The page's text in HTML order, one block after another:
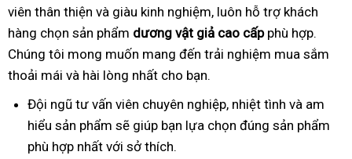
viên thân thiện và giàu kinh nghiệm, luôn hỗ trợ khách
hàng chọn sản phẩm dương vật giả cao cấpphù hợp.
Chúng tôi mong muốn mang đến trải nghiệm mua sắm
thoải mái và hài lòng nhất cho bạn.
Đội ngũ tư vấn viên chuyên nghiệp, nhiệt tình và am
hiểu sản phẩm sẽ giúp bạn lựa chọn đúng sản phẩm
phù hợp nhất với sở thích.